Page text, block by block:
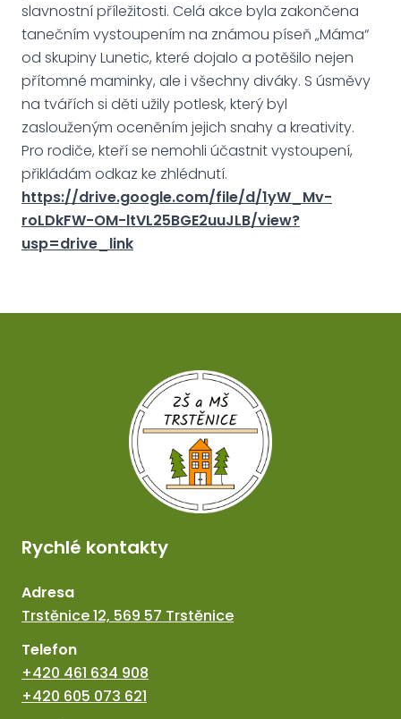
slavnostní příležitosti. Celá akce byla zakončena
tanečním vystoupením na známou píseň „Máma“
od skupiny Lunetic, které dojalo a potěšilo nejen
přítomné maminky, ale i všechny diváky. S úsměvy
na tvářích si děti užily potlesk, který byl
zaslouženým oceněním jejich snahy a kreativity.
Pro rodiče, kteří se nemohli účastnit vystoupení,
přikládám odkaz ke zhlédnutí.
https://drive.google.com/file/d/1yW_Mv-
roLDkFW-OM-ltVL25BGE2uuJLB/view?
usp=drive_link
Rychlé kontakty
Adresa
Trstěnice 12, 569 57 Trstěnice
Telefon
+420 461 634 908
+420 605 073 621